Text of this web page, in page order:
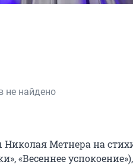
не найдено
Метнера на
«Весеннее